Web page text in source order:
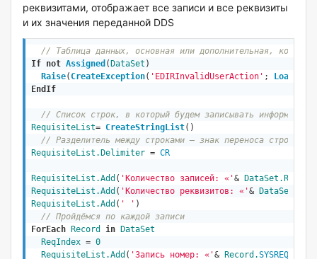
реквизитами, отображает все записи и все реквизиты
и их значения переданной DDS
// Таблица данных, основная или дополнительная, которую
If not Assigned ( DataSet )
Raise(CreateException( 'EDIRInvalidUserAction' ;
EndIf
// Список строк, в который будем записывать информацию
RequisiteList= CreateStringList()
// Разделитель между строками – знак переноса строки,
RequisiteList.Delimiter = CR
RequisiteList.Add ( 'Количество записей: «'&
RequisiteList.Add ( 'Количество реквизитов: «'&
RequisiteList.Add ( ' ' )
// Пройдёмся по каждой записи
ForEach
Record in
DataSet
ReqIndex = 0
RequisiteList.Add ( 'Запись номер: «'& Record.